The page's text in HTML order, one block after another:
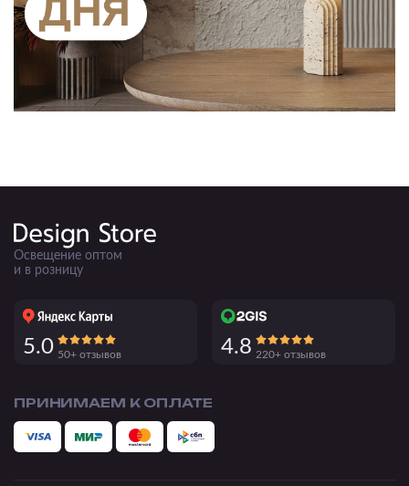
Освещение оптом
и в розницу
5.0 50+ отзывов 4.8 220+ отзывов
ПРИНИМАЕМ К ОПЛАТЕ